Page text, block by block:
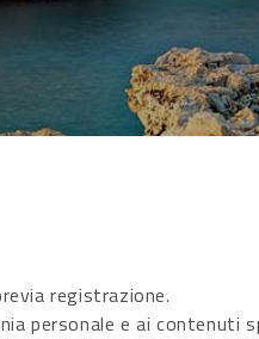
registrazione.
personale e ai contenuti